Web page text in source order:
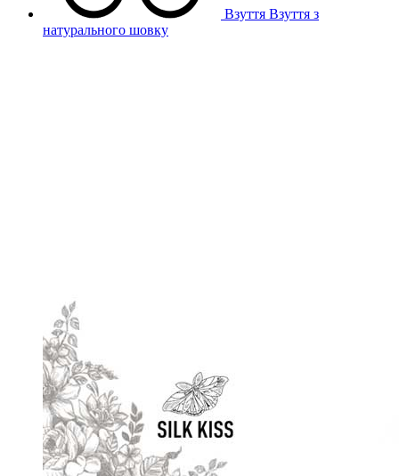
Взуття Взуття з
натурального шовку